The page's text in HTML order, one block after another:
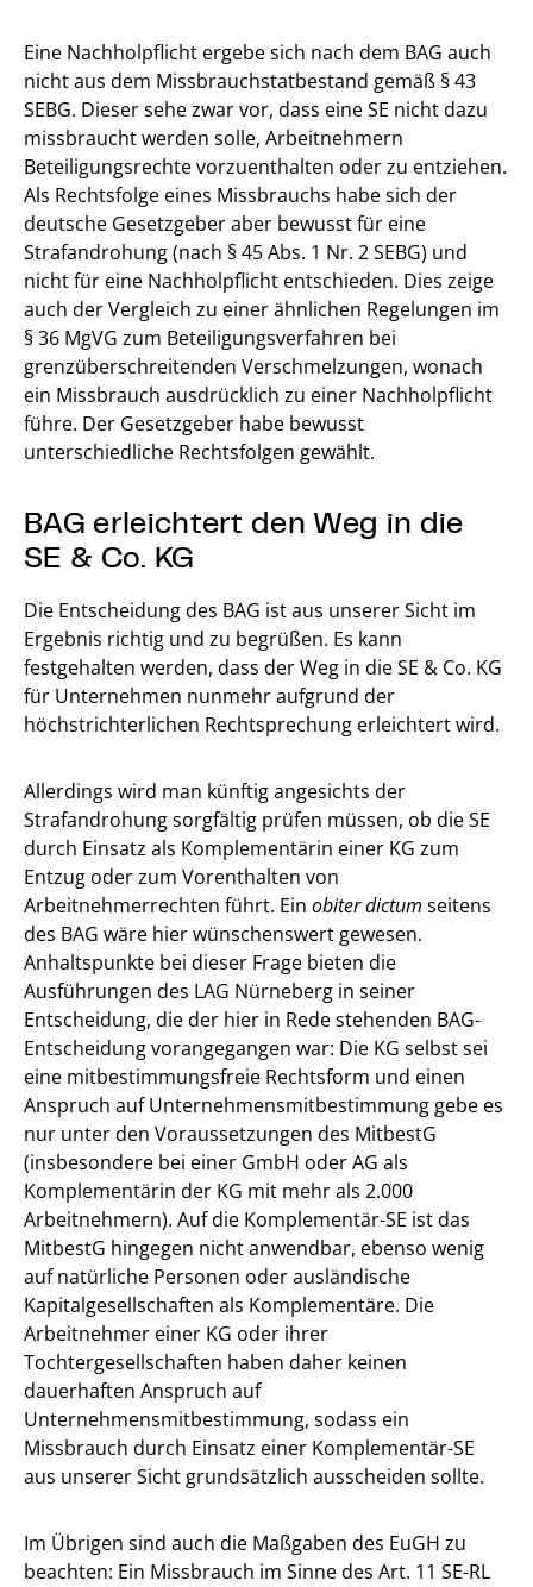
Eine Nachholpflicht ergebe sich nach dem BAG auch
nicht aus dem Missbrauchstatbestand gemäß § 43
SEBG. Dieser sehe zwar vor, dass eine SE nicht dazu
missbraucht werden solle, Arbeitnehmern
Beteiligungsrechte vorzuenthalten oder zu entziehen.
Als Rechtsfolge eines Missbrauchs habe sich der
deutsche Gesetzgeber aber bewusst für eine
Strafandrohung (nach § 45 Abs. 1 Nr. 2 SEBG) und
nicht für eine Nachholpflicht entschieden. Dies zeige
auch der Vergleich zu einer ähnlichen Regelungen im
§ 36 MgVG zum Beteiligungsverfahren bei
grenzüberschreitenden Verschmelzungen, wonach
ein Missbrauch ausdrücklich zu einer Nachholpflicht
führe. Der Gesetzgeber habe bewusst
unterschiedliche Rechtsfolgen gewählt.
BAG erleichtert den Weg in die
SE & Co. KG
Die Entscheidung des BAG ist aus unserer Sicht im
Ergebnis richtig und zu begrüßen. Es kann
festgehalten werden, dass der Weg in die SE & Co. KG
für Unternehmen nunmehr aufgrund der
höchstrichterlichen Rechtsprechung erleichtert wird.
Allerdings wird man künftig angesichts der
Strafandrohung sorgfältig prüfen müssen, ob die SE
durch Einsatz als Komplementärin einer KG zum
Entzug oder zum Vorenthalten von
Arbeitnehmerrechten führt. Ein obiter dictum seitens
des BAG wäre hier wünschenswert gewesen.
Anhaltspunkte bei dieser Frage bieten die
Ausführungen des LAG Nürneberg in seiner
Entscheidung, die der hier in Rede stehenden BAG-
Entscheidung vorangegangen war: Die KG selbst sei
eine mitbestimmungsfreie Rechtsform und einen
Anspruch auf Unternehmensmitbestimmung gebe es
nur unter den Voraussetzungen des MitbestG
(insbesondere bei einer GmbH oder AG als
Komplementärin der KG mit mehr als 2.000
Arbeitnehmern). Auf die Komplementär-SE ist das
MitbestG hingegen nicht anwendbar, ebenso wenig
auf natürliche Personen oder ausländische
Kapitalgesellschaften als Komplementäre. Die
Arbeitnehmer einer KG oder ihrer
Tochtergesellschaften haben daher keinen
dauerhaften Anspruch auf
Unternehmensmitbestimmung, sodass ein
Missbrauch durch Einsatz einer Komplementär-SE
aus unserer Sicht grundsätzlich ausscheiden sollte.
Im Übrigen sind auch die Maßgaben des EuGH zu
beachten: Ein Missbrauch im Sinne des Art. 11 SE-RL